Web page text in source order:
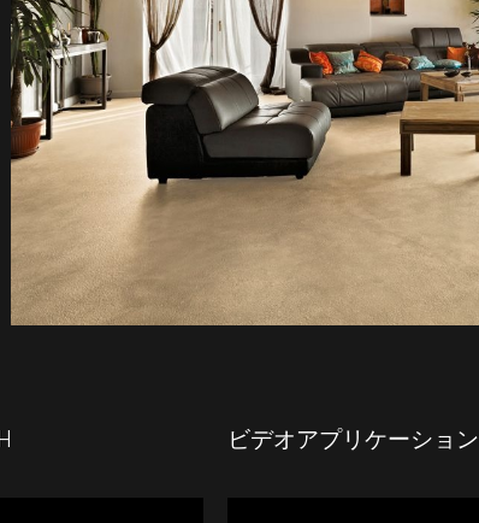
ビデオアプリケーション